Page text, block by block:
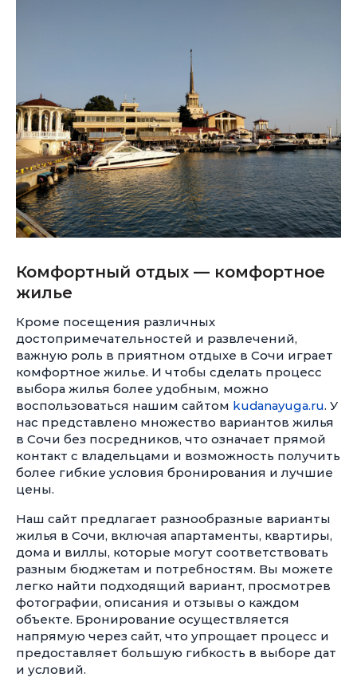
Комфортный отдых — комфортное
жилье
Кроме посещения различных
достопримечательностей и развлечений,
важную роль в приятном отдыхе в Сочи играет
комфортное жилье. И чтобы сделать процесс
выбора жилья более удобным, можно
воспользоваться нашим сайтом kudanayuga.ru. У
нас представлено множество вариантов жилья
в Сочи без посредников, что означает прямой
контакт с владельцами и возможность получить
более гибкие условия бронирования и лучшие
цены.
Наш сайт предлагает разнообразные варианты
жилья в Сочи, включая апартаменты, квартиры,
дома и виллы, которые могут соответствовать
разным бюджетам и потребностям. Вы можете
легко найти подходящий вариант, просмотрев
фотографии, описания и отзывы о каждом
объекте. Бронирование осуществляется
напрямую через сайт, что упрощает процесс и
предоставляет большую гибкость в выборе дат
и условий.